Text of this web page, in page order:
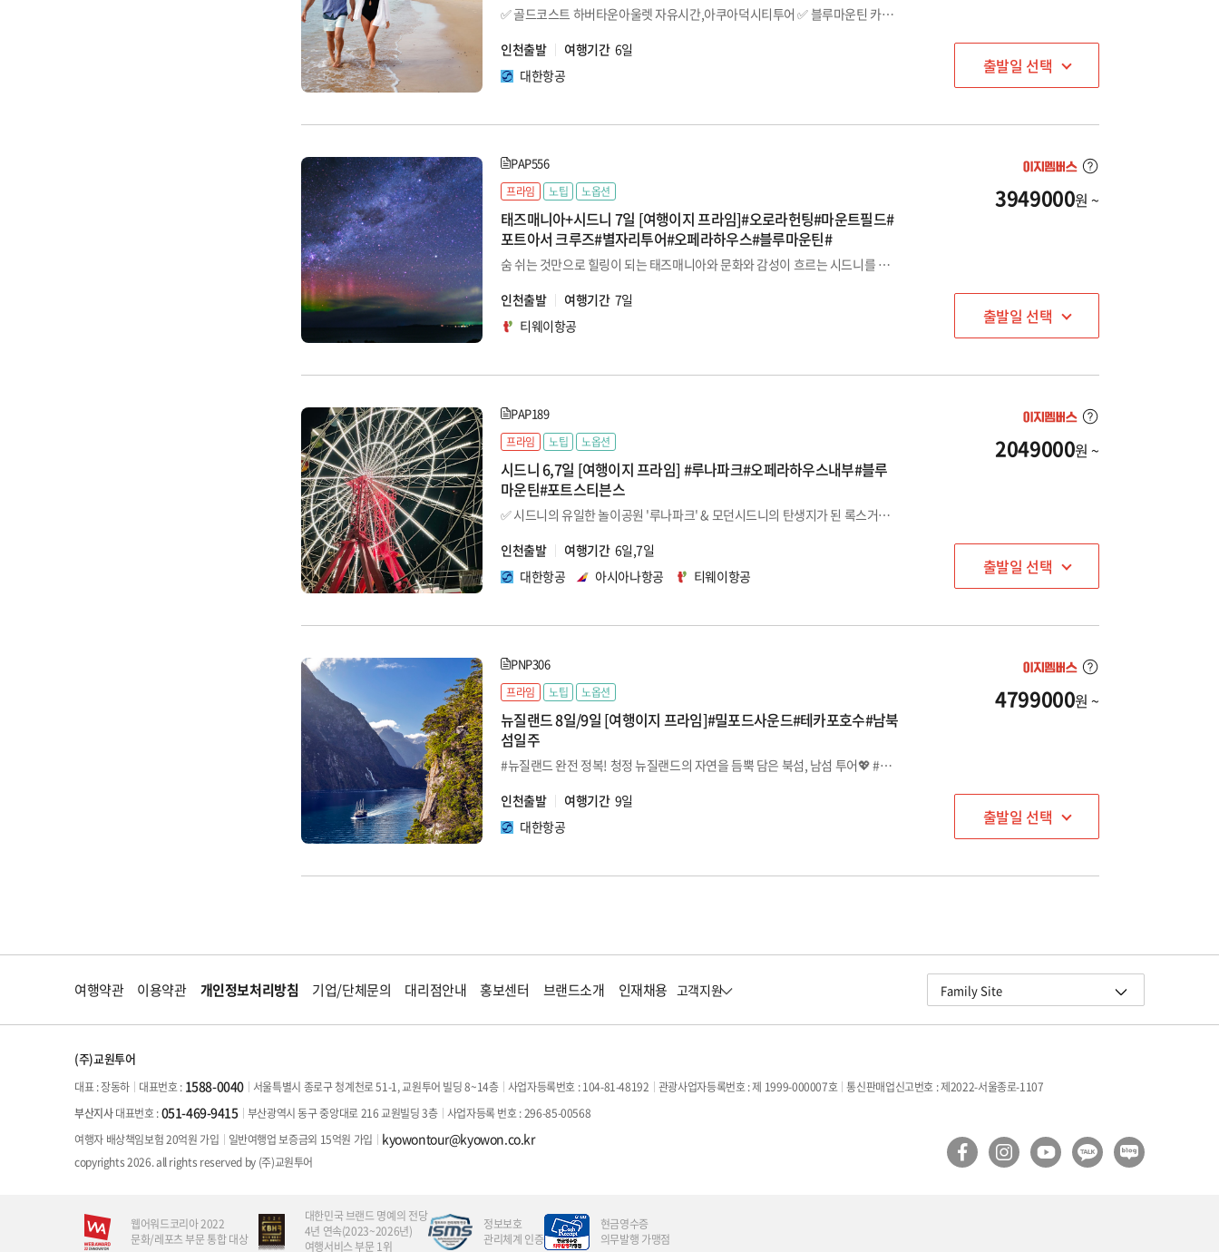
✅ 골드코스트 하버타운아울렛 자유시간,아쿠아덕시티투어 ✅ 블루마운틴 카툼바 선셋&별빛 투어⭐
인천출발
여행기간 6일
대한항공
출발일 선택
PAP556
프라임 노팁 노옵션
태즈매니아+시드니 7일 [여행이지 프라임]#오로라헌팅#마운트필드#
포트아서 크루즈#별자리투어#오페라하우스#블루마운틴#
숨 쉬는 것만으로 힐링이 되는 태즈매니아와 문화와 감성이 흐르는 시드니를 한 번에 경험할 수 있는 프리미엄 여행!
인천출발
여행기간 7일
티웨이항공
3949000원 ~
출발일 선택
PAP189
프라임 노팁 노옵션
시드니 6,7일 [여행이지 프라임] #루나파크#오페라하우스내부#블루
마운틴#포트스티븐스
✅ 시드니의 유일한 놀이공원 '루나파크' & 모던시드니의 탄생지가 된 록스거리 워킹투어 ✅ 오페라하우스 내부관람&블루마운틴 시닉월드&포트스티븐스+4WD+돌핀크루즈
인천출발
여행기간 6일,7일
대한항공
아시아나항공 티웨이항공
2049000원 ~
출발일 선택
PNP306
프라임 노팁 노옵션
뉴질랜드 8일/9일 [여행이지 프라임]#밀포드사운드#테카포호수#남북
섬일주
#뉴질랜드 완전 정복! 청정 뉴질랜드의 자연을 듬뿍 담은 북섬, 남섬 투어💖 #유황 온천, 트래킹, 크루즈까지 알찬 여행 즐기기!
인천출발
여행기간 9일
대한항공
4799000원 ~
출발일 선택
여행약관 이용약관 개인정보처리방침 기업/단체문의 대리점안내 홍보센터 브랜드소개 인재채용 고객지원 Family Site
교원그룹
구몬학습
Wells
(주)교원투어
대표 : 장동하 대표번호 : 1588-0040 서울특별시 종로구 청계천로 51-1, 교원투어 빌딩 8~14층 사업자등록번호 : 104-81-48192 관광사업자등록번호 : 제 1999-000007호 통신판매업신고번호 : 제2022-서울종로-1107
부산지사대표번호 :051-469-9415 부산광역시 동구 중앙대로 216 교원빌딩 3층 사업자등록 번호 : 296-85-00568
여행자 배상책임보험 20억원 가입
일반여행업 보증금외 15억원 가입 kyowontour@kyowon.co.kr
copyrights 2026. all rights reserved by (주)교원투어
웹어워드코리아 2022
문화/레포츠 부문 통합 대상
대한민국 브랜드 명예의 전당
4년 연속(2023~2026년)
여행서비스 부문 1위
정보보호
관리체계 인증
현금영수증
의무발행 가맹점